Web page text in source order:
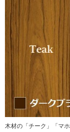
木材の「チーク」「マ